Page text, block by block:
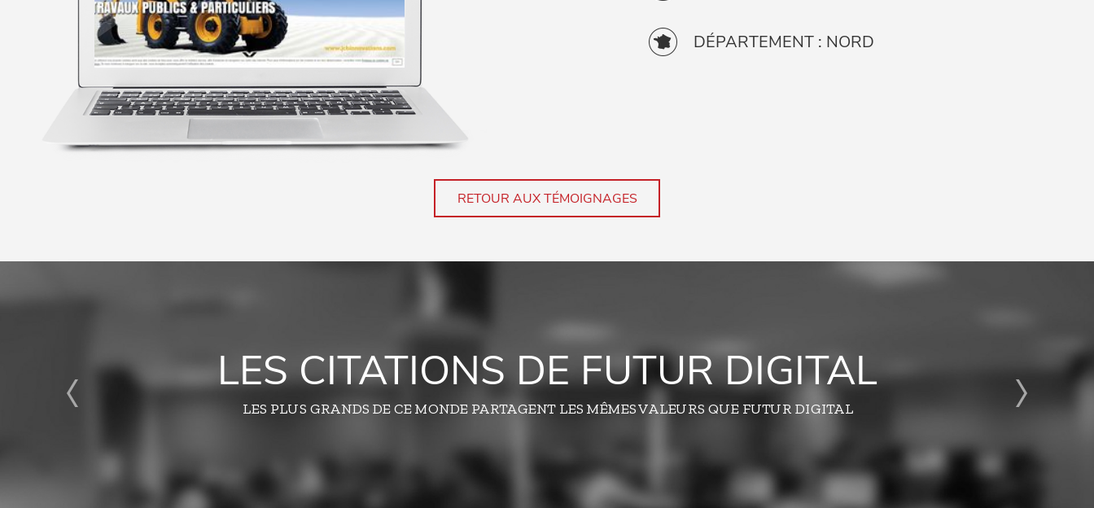
DÉPARTEMENT : NORD
RETOUR AUX TÉMOIGNAGES
LES CITATIONS DE FUTUR DIGITAL
LES PLUS GRANDS DE CE MONDE PARTAGENT LES MÊMES VALEURS QUE FUTUR DIGITAL